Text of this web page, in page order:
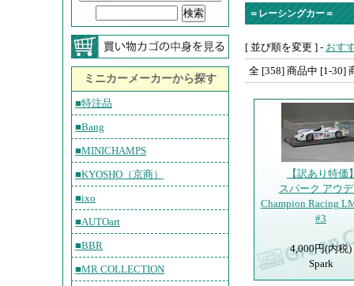
ミニカーメーカーから探す
■特注品
■Bang
■MINICHAMPS
■KYOSHO（京商）
■ixo
■AUTOart
■BBR
■MR COLLECTION
＝レーシングカー＝
[ 並び順を変更 ] - おす
全 [358] 商品中 [1-
【訳あり特価
スパーク アウ
Champion Racing
#3
4,000円(内税)
Spark